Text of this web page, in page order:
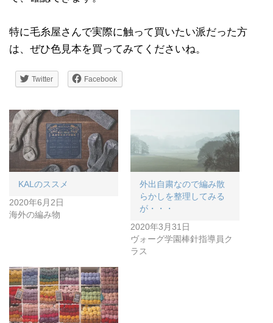
特に毛糸屋さんで実際に触って買いたい派だった方
は、ぜひ色見本を買ってみてくださいね。
Twitter Facebook
KALのススメ
2020年6月2日
海外の編み物
外出自粛なので編み散
らかしを整理してみる
が・・・
2020年3月31日
ヴォーグ学園棒針指導員ク
ラス